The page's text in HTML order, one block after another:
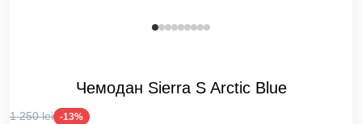
Чемодан Sierra S Arctic Blue
1 250 lei -13%